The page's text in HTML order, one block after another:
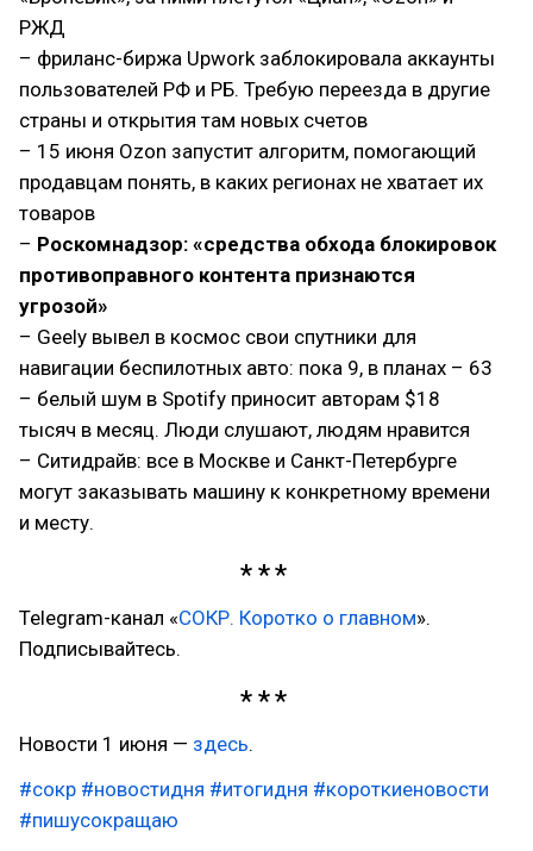
РЖД
– фриланс-биржа Upwork заблокировала аккаунты
пользователей РФ и РБ. Требую переезда в другие
страны и открытия там новых счетов
– 15 июня Ozon запустит алгоритм, помогающий
продавцам понять, в каких регионах не хватает их
товаров
– Роскомнадзор: «средства обхода блокировок
противоправного контента признаются
угрозой»
– Geely вывел в космос свои спутники для
навигации беспилотных авто: пока 9, в планах – 63
– белый шум в Spotify приносит авторам $18
тысяч в месяц. Люди слушают, людям нравится
– Ситидрайв: все в Москве и Санкт-Петербурге
могут заказывать машину к конкретному времени
и месту.
Telegram-канал «СОКР. Коротко о главном».
Подписывайтесь.
Новости 1 июня — здесь.
#сокр #новостидня #итогидня #короткиеновости
#пишусокращаю